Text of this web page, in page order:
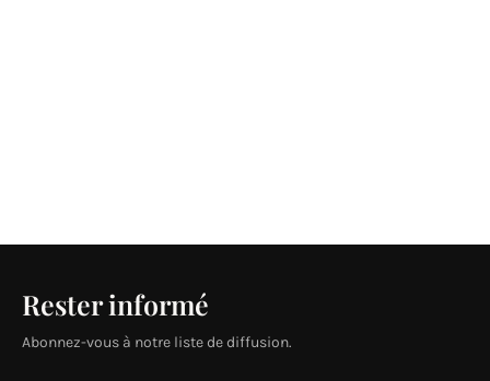
Rester informé
Abonnez-vous à notre liste de diffusion.